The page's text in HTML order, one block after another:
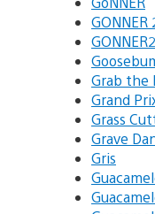
GONNER
Grab the
Grand
Grass
Grave
Gris